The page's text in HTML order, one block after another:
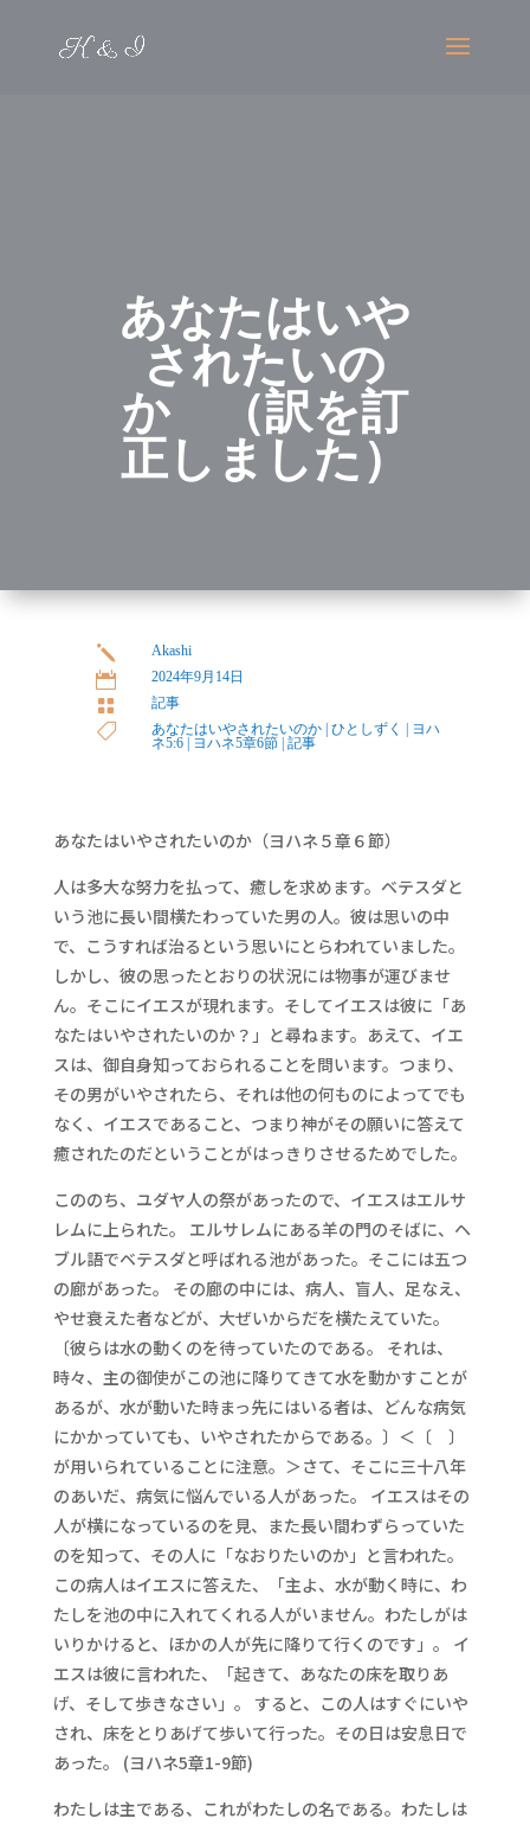
あなたはいや
されたいの
か （訳を訂
正しました）
j Akashi
 2024年9月14日
 記事
 あなたはいやされたいのか |ひとしずく
ヨハ
ネ5:6
ヨハネ5章6節 |記事
あなたはいやされたいのか（ヨハネ５章６節）
人は多大な努力を払って、癒しを求めます。ベテスダと
いう池に長い間横たわっていた男の人。彼は思いの中
で、こうすれば治るという思いにとらわれていました。
しかし、彼の思ったとおりの状況には物事が運びませ
ん。そこにイエスが現れます。そしてイエスは彼に「あ
なたはいやされたいのか？」と尋ねます。あえて、イエ
スは、御自身知っておられることを問います。つまり、
その男がいやされたら、それは他の何ものによってでも
なく、イエスであること、つまり神がその願いに答えて
癒されたのだということがはっきりさせるためでした。
こののち、ユダヤ人の祭があったので、イエスはエルサ
レムに上られた。 エルサレムにある羊の門のそばに、ヘ
ブル語でベテスダと呼ばれる池があった。そこには五つ
の廊があった。 その廊の中には、病人、盲人、足なえ、
やせ衰えた者などが、大ぜいからだを横たえていた。
〔彼らは水の動くのを待っていたのである。 それは、
時々、主の御使がこの池に降りてきて水を動かすことが
あるが、水が動いた時まっ先にはいる者は、どんな病気
にかかっていても、いやされたからである。〕＜〔 〕
が用いられていることに注意。＞さて、そこに三十八年
のあいだ、病気に悩んでいる人があった。 イエスはその
人が横になっているのを見、また長い間わずらっていた
のを知って、その人に「なおりたいのか」と言われた。
この病人はイエスに答えた、「主よ、水が動く時に、わ
たしを池の中に入れてくれる人がいません。わたしがは
いりかけると、ほかの人が先に降りて行くのです」。 イ
エスは彼に言われた、「起きて、あなたの床を取りあ
げ、そして歩きなさい」。 すると、この人はすぐにいや
され、床をとりあげて歩いて行った。その日は安息日で
あった。 (ヨハネ5章1-9節)
わたしは主である、これがわたしの名である。わたしは